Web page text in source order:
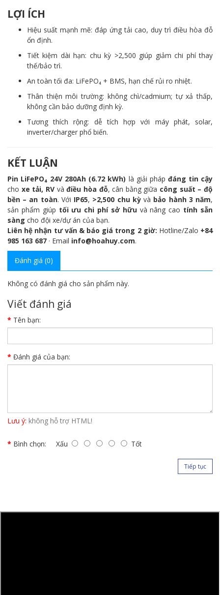
LỢI ÍCH
Hiệu suất mạnh mẽ: đáp ứng tải cao, duy trì điều hòa đỗ
ổn định.
Tiết kiệm dài hạn: chu kỳ >2,500 giúp giảm chi phí thay
thế/bảo trì.
An toàn tối đa: LiFePO₄ + BMS, hạn chế rủi ro nhiệt.
Thân thiện môi trường: không chì/cadmium; tự xả thấp,
không cần bảo dưỡng định kỳ.
Tương thích rộng: dễ tích hợp với máy phát, solar,
inverter/charger phổ biến.
KẾT LUẬN
Pin LiFePO₄ 24V 280Ah (6.72 kWh) là giải pháp đáng tin cậy
cho xe tải, RVvàđiều hòa đỗ, cân bằng giữa công suất – độ
bền – an toàn. Với IP65, >2,500 chu kỳvà bảo hành 3 năm,
sản phẩm giúp tối ưu chi phí sở hữuvà nâng cao tính sẵn
sàng cho đội xe/dự án của bạn.
Liên hệ nhận tư vấn & báo giá trong 2 giờ: Hotline/Zalo +84
985 163 687 · Email info@hoahuy.com.
Đánh giá (0)
Không có đánh giá cho sản phẩm này.
Viết đánh giá
Tên bạn:
Đánh giá của bạn:
Lưu ý: không hỗ trợ HTML!
Bình chọn: Xấu Tốt
Tiếp tục